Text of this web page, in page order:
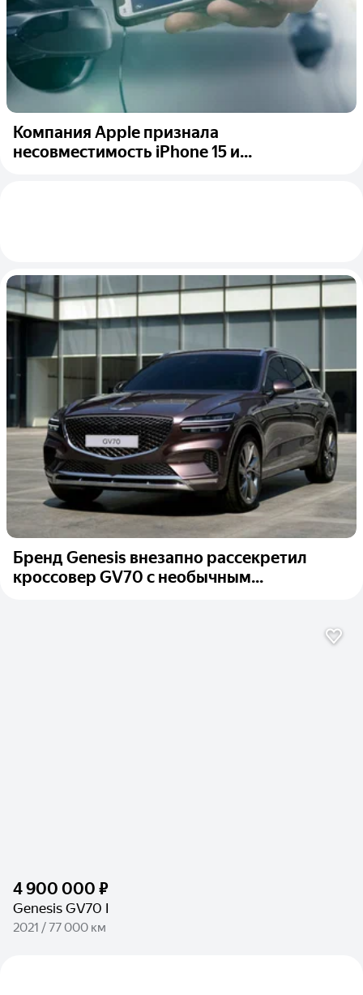
Компания Apple признала
несовместимость iPhone 15 и...
Бренд Genesis внезапно рассекретил
кроссовер GV70 с необычным...
4 900 000 ₽
Genesis GV70 I
2021 / 77 000 км